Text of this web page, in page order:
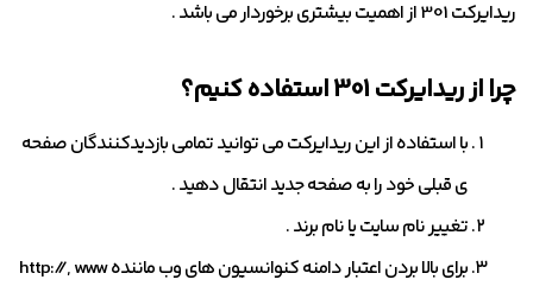
ریدایرکت 301 از اهمیت بیشتری برخوردار می باشد .
چرا از ریدایرکت 301 استفاده کنیم؟
با استفاده از این ریدایرکت می توانید تمامی بازدیدکنندگان صفحه
ی قبلی خود را به صفحه جدید انتقال دهید .
تغییر نام سایت یا نام برند .
برای بالا بردن اعتبار دامنه کنوانسیون های وب ماننده http://, www